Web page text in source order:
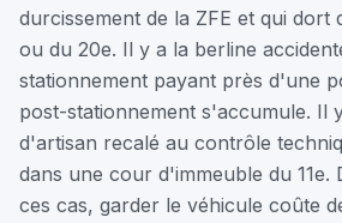
durcissement de la ZFE et qui dort
ou du 20e. Il y a la berline
stationnement payant près d'une
post-stationnement s'accumule. Il
d'artisan recalé au contrôle
dans une cour d'immeuble du 11e.
ces cas, garder le véhicule coûte